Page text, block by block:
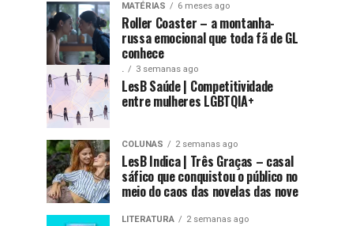
MATÉRIAS 6 meses ago
Roller Coaster – a montanha-
russa emocional que toda fã de GL
conhece
. 3 semanas ago
LesB Saúde | Competitividade
entre mulheres LGBTQIA+
COLUNAS 2 semanas ago
LesB Indica | Três Graças – casal
sáfico que conquistou o público no
meio do caos das novelas das nove
LITERATURA 2 semanas ago